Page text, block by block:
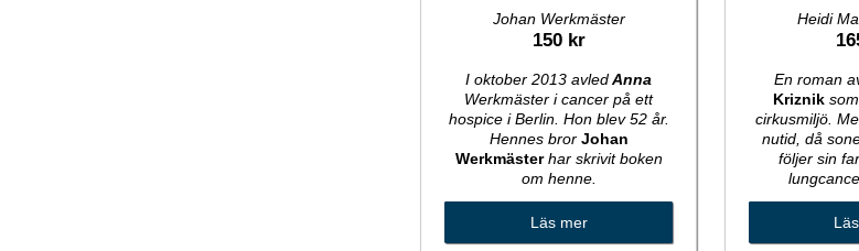
Johan Werkmäster
150 kr
I oktober 2013 avledAnna
Werkmäster i cancer på ett
hospice i Berlin. Hon blev 52 år.
Hennes bror Johan
Werkmästerhar skrivit boken
om henne.
Läs mer
Heidi
En roman
Kriznik
cirkusmiljö.
nutid, då
följer sin